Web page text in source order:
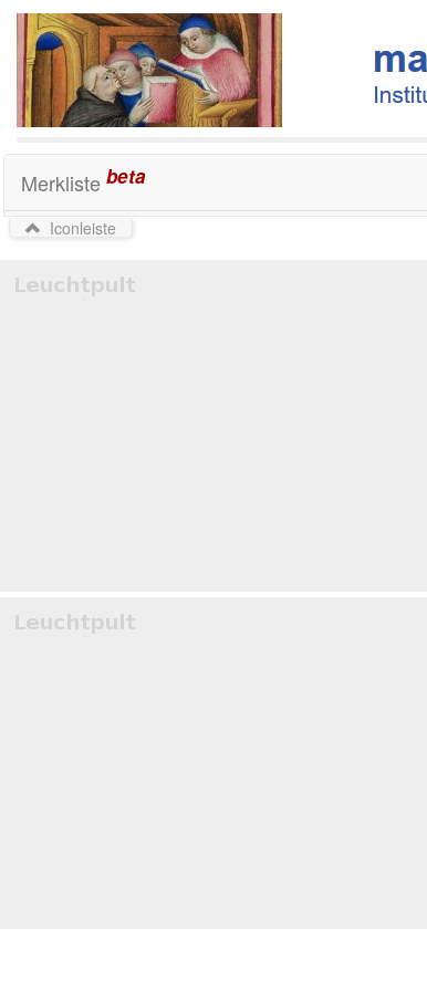
Merkliste beta
Iconleiste